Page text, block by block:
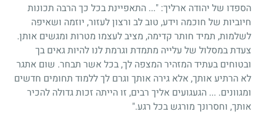
הספדו של יהודה ארליך: "... התאפיינת בכל כך הרבה תכונות
חיוביות של חוכמה וידע, טוב לב ורצון לעזור, יוזמה ושאיפה
לשלמות, תמיד חותר קדימה, מציב לעצמו מטרות ומגשים אותן.
צעדת במסלול של עלייה מתמדת וגרמת לנו להיות גאים בך
ובטוחים בעתיד המזהיר המצפה לך, בכל אשר תבחר. שום אתגר
לא הרתיע אותך, אלא גירה אותך וגרם לך ללמוד תחומים חדשים
ומגוונים. ... הגעגועים אליך רבים, זו הייתה זכות גדולה להכיר
אותך, וחסרונך מורגש בכל רגע."